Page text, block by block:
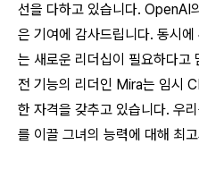
선을 다하고 있습니다. OpenAI
은 기여에 감사드립니다. 동시
는 새로운 리더십이 필요하다고
전 기능의 리더인 Mira는 임시
한 자격을 갖추고 있습니다. 우
를 이끌 그녀의 능력에 대해 최